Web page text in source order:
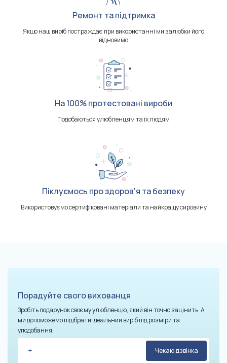
Ремонт та підтримка
Якщо наш виріб постраждає при використанні ми залюбки його
відновимо
На 100% протестовані вироби
Подобаються улюбленцям та їх людям
Піклуємось про здоров'я та безпеку
Використовуємо сертифіковані матеріали та найкращу сировину
Порадуйте свого вихованця
Зробіть подарунок своєму улюбленцю, який він точно зацінить. А
ми допоможемо підібрати ідеальний виріб під розміри та
уподобання.